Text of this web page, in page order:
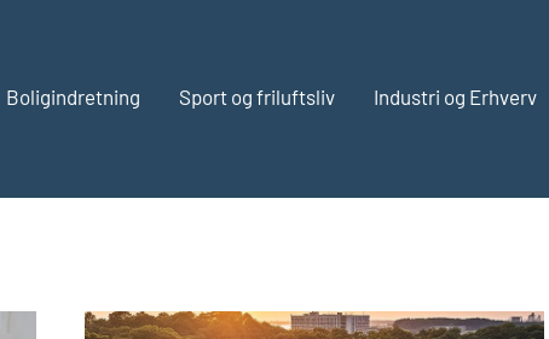
Boligindretning Sport og friluftsliv Industri og Erhverv